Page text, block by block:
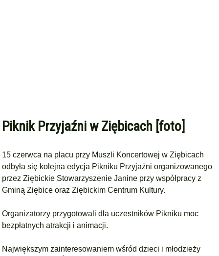
Piknik Przyjaźni w Ziębicach [foto]
15 czerwca na placu przy Muszli Koncertowej w Ziębicach
odbyła się kolejna edycja Pikniku Przyjaźni organizowanego
przezZiębickie Stowarzyszenie Janine przy współpracy z
Gminą Ziębice orazZiębickim Centrum Kultury.
Organizatorzy przygotowali dla uczestników Pikniku moc
bezpłatnych atrakcji i animacji.
Największym zainteresowaniem wśród dzieci i młodzieży